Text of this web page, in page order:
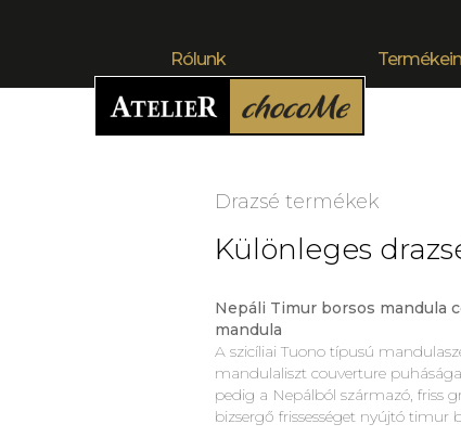
Rólunk
Drazsé termékek
Különleges
Nepáli Timur borsos mandula
mandula
A szicíliai Tuono típusú
mandulaliszt couverture
pedig a Nepálból származó, friss
bizsergő frissességet nyújtó timur